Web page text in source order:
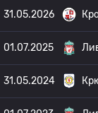
31.05.2026
01.07.2025
31.05.2024